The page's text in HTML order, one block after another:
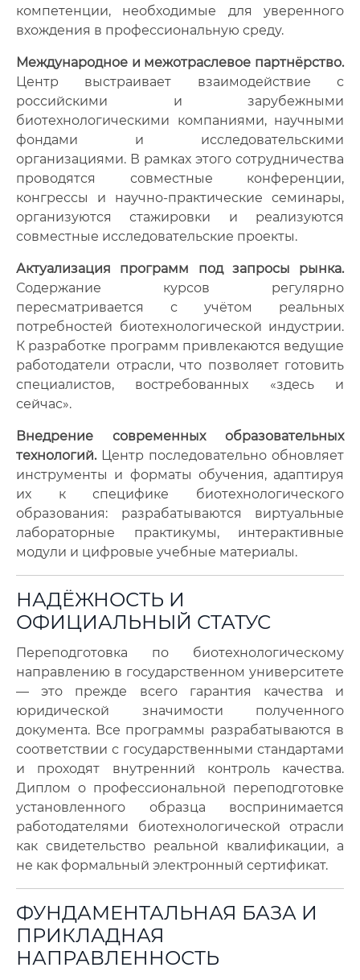
компетенции, необходимые для уверенного
вхождения в профессиональную среду.
Международное и межотраслевое партнёрство.
Центр выстраивает взаимодействие с
российскими и зарубежными
биотехнологическими компаниями, научными
фондами и исследовательскими
организациями. В рамках этого сотрудничества
проводятся совместные конференции,
конгрессы и научно-практические семинары,
организуются стажировки и реализуются
совместные исследовательские проекты.
Актуализация программ под запросы рынка.
Содержание курсов регулярно
пересматривается с учётом реальных
потребностей биотехнологической индустрии.
К разработке программ привлекаются ведущие
работодатели отрасли, что позволяет готовить
специалистов, востребованных «здесь и
сейчас».
Внедрение современных образовательных
технологий.Центр последовательно обновляет
инструменты и форматы обучения, адаптируя
их к специфике биотехнологического
образования: разрабатываются виртуальные
лабораторные практикумы, интерактивные
модули и цифровые учебные материалы.
НАДЁЖНОСТЬ И
ОФИЦИАЛЬНЫЙ СТАТУС
Переподготовка по биотехнологическому
направлению в государственном университете
— это прежде всего гарантия качества и
юридической значимости полученного
документа. Все программы разрабатываются в
соответствии с государственными стандартами
и проходят внутренний контроль качества.
Диплом о профессиональной переподготовке
установленного образца воспринимается
работодателями биотехнологической отрасли
как свидетельство реальной квалификации, а
не как формальный электронный сертификат.
ФУНДАМЕНТАЛЬНАЯ БАЗА И
ПРИКЛАДНАЯ
НАПРАВЛЕННОСТЬ